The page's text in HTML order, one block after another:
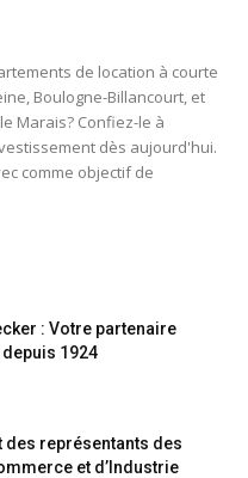
de location à courte
Boulogne-Billancourt, et
Marais? Confiez-le à
dès aujourd'hui.
comme objectif de
: Votre partenaire
1924
des représentants des
et d’Industrie